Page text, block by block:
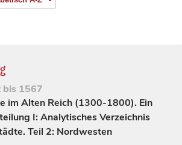
bis 1567
im Alten Reich (1300-1800). Ein
I: Analytisches Verzeichnis
Teil 2: Nordwesten